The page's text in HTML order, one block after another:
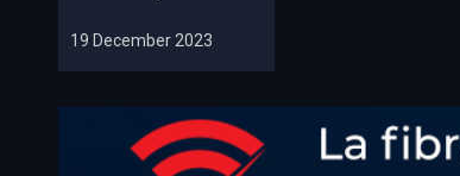
19 December 2023